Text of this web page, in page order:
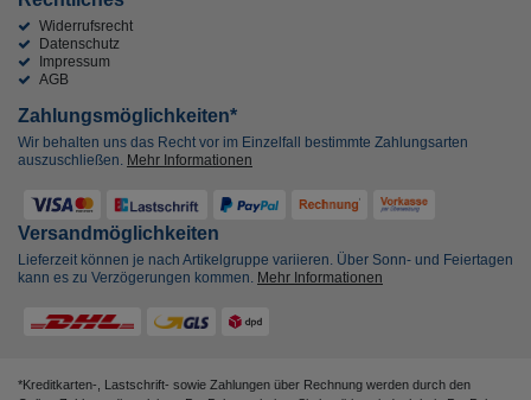
Widerrufsrecht
Datenschutz
Impressum
AGB
Zahlungsmöglichkeiten*
Wir behalten uns das Recht vor im Einzelfall bestimmte Zahlungsarten
auszuschließen. Mehr Informationen
Versandmöglichkeiten
Lieferzeit können je nach Artikelgruppe variieren. Über Sonn- und Feiertagen
kann es zu Verzögerungen kommen. Mehr Informationen
*Kreditkarten-, Lastschrift- sowie Zahlungen über Rechnung werden durch den